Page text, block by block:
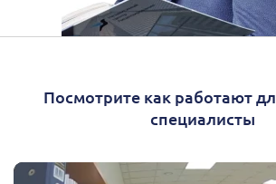
Посмотрите как работают
специалисты